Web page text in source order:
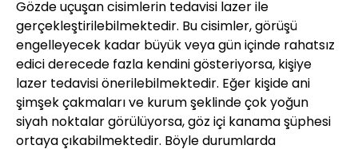
Gözde uçuşan cisimlerin tedavisi lazer ile
gerçekleştirilebilmektedir. Bu cisimler, görüşü
engelleyecek kadar büyük veya gün içinde rahatsız
edici derecede fazla kendini gösteriyorsa, kişiye
lazer tedavisi önerilebilmektedir. Eğer kişide ani
şimşek çakmaları ve kurum şeklinde çok yoğun
siyah noktalar görülüyorsa, göz içi kanama şüphesi
ortaya çıkabilmektedir. Böyle durumlarda